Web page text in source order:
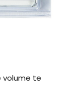
volume te